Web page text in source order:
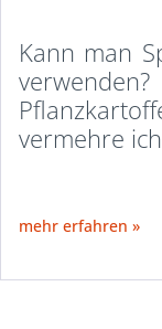
Kann man
vermehre
mehr erfahren »